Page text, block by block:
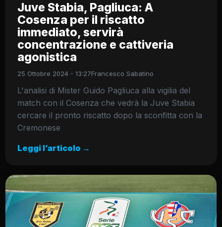
Juve Stabia, Pagliuca: A
Cosenza per il riscatto
immediato, servirà
concentrazione e cattiveria
agonistica
25 Ottobre 2024 - 13:27Francesco Sabatino
L'analisi di Mister Guido Pagliuca alla vigilia del
match con il Cosenza che vedrà la Juve Stabia
cercare il pronto riscatto dopo la sconfitta con la
Cremonese
Leggi l’articolo →